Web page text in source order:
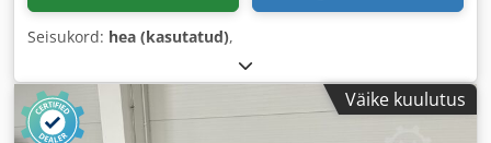
Seisukord: hea (kasutatud),
Väike kuulutus